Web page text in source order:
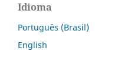
Idioma
Português (Brasil)
English